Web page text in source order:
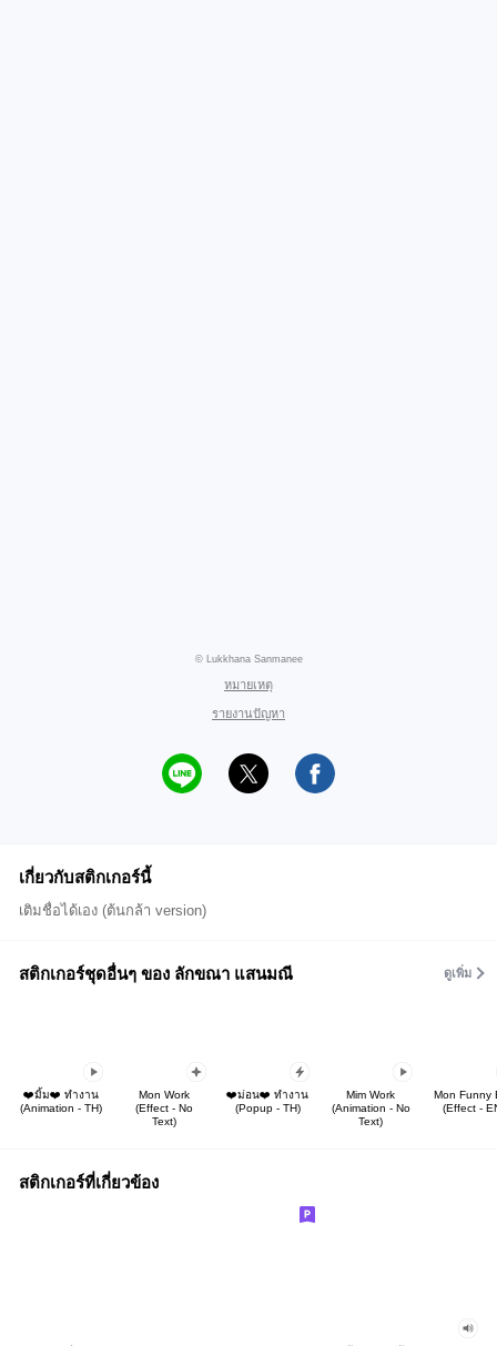
© Lukkhana Sanmanee
หมายเหตุ
รายงานปัญหา
เกี่ยวกับสติกเกอร์นี้
เติมชื่อได้เอง (ต้นกล้า version)
สติกเกอร์ชุดอื่นๆ ของ ลักขณา แสนมณี ดูเพิ่ม
❤️มิ้ม❤️ ทำงาน
(Animation - TH)
Mon Work
(Effect - No
Text)
❤️ม่อน❤️ ทำงาน
(Popup - TH)
Mim Work
(Animation - No
Text)
Mon Funny
(Effect -
สติกเกอร์ที่เกี่ยวข้อง